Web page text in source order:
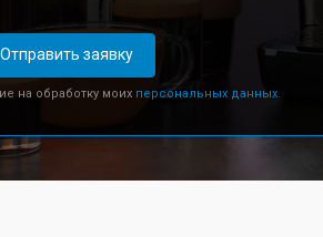
Отправить заявку
на обработку моих персональных данных.